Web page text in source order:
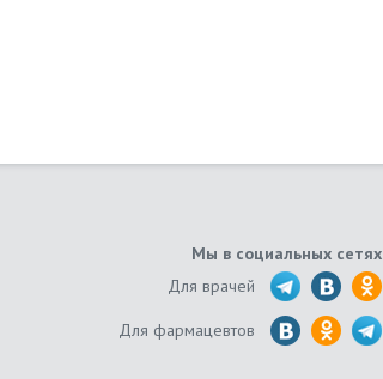
Мы в социальных сетях
Для врачей
Для фармацевтов